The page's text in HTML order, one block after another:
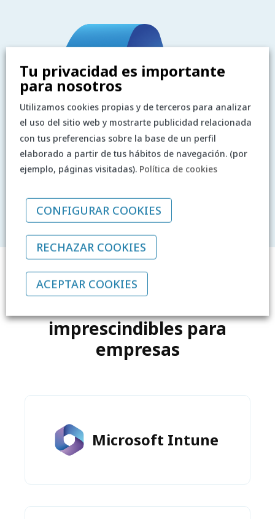
imprescindibles para
empresas
Microsoft Intune
Tu privacidad es importante
para nosotros
Utilizamos cookies propias y de terceros para analizar
el uso del sitio web y mostrarte publicidad relacionada
con tus preferencias sobre la base de un perfil
elaborado a partir de tus hábitos de navegación. (por
ejemplo, páginas visitadas). Política de cookies
CONFIGURAR COOKIES
RECHAZAR COOKIES
ACEPTAR COOKIES